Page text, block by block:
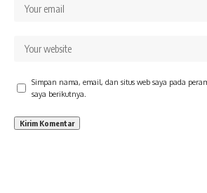
Simpan nama, email, dan situs web saya pada
saya berikutnya.